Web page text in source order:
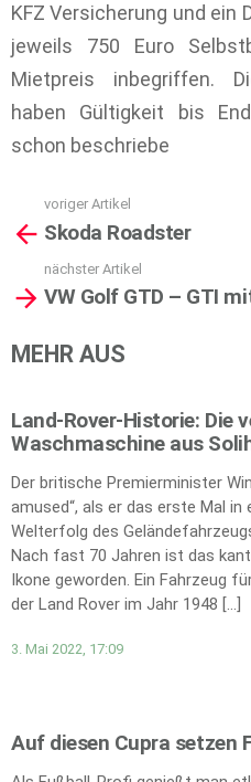
KFZ Versicherung und ein
jeweils 750 Euro
Mietpreis inbegriffen.
haben Gültigkeit bis
schon beschriebe
more
voriger Artikel
Skoda Roadster
nächster Artikel
VW Golf GTD – GTI
MEHR AUS
Land-Rover-Historie: Die
Waschmaschine aus
Der britische Premierminister
amused“, als er das erste Mal in
Welterfolg des
Nach fast 70 Jahren ist das
Ikone geworden. Ein Fahrzeug
der Land Rover im Jahr 1948 […]
3. Mai 2022, 17:09
Auf diesen Cupra setzen